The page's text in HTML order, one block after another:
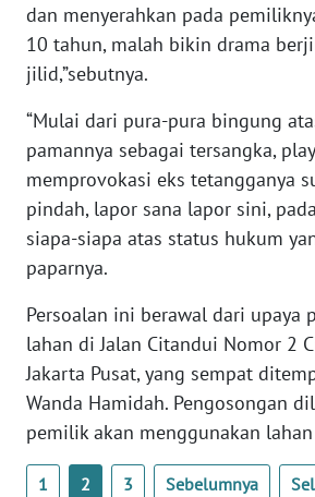
dan menyerahkan pada
10 tahun, malah bikin drama
jilid,”sebutnya.
“Mulai dari pura-pura bingung
pamannya sebagai tersangka,
memprovokasi eks tetangganya
pindah, lapor sana lapor sini,
siapa-siapa atas status hukum
paparnya.
Persoalan ini berawal dari upaya
lahan di Jalan Citandui Nomor 2
Jakarta Pusat, yang sempat
Wanda Hamidah. Pengosongan
pemilik akan menggunakan
1 2 3 Sebelumnya
WN
RIAU
SERAMBI
WN
JAMBI
SULTRA
NTB
WN
SULTENG